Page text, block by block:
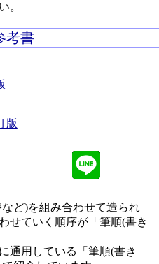
。
考書
版
ど)を組み合わせて造られ
せていく順序が「筆順(書き
通用している「筆順(書き